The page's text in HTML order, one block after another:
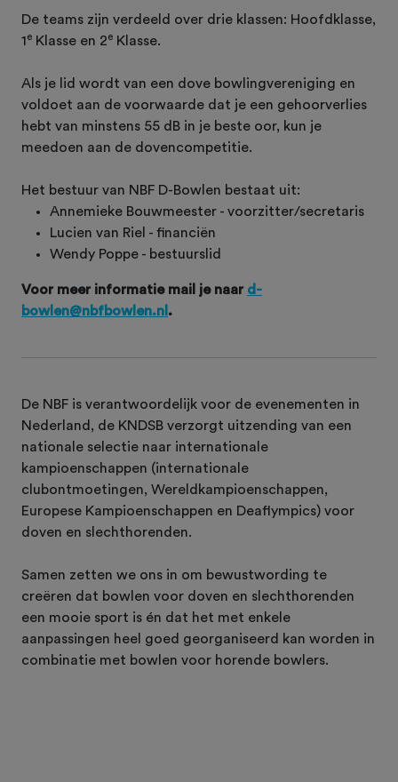
De teams zijn verdeeld over drie klassen: Hoofdklasse,
1e Klasse en 2e Klasse.
Als je lid wordt van een dove bowlingvereniging en
voldoet aan de voorwaarde dat je een gehoorverlies
hebt van minstens 55 dB in je beste oor, kun je
meedoen aan de dovencompetitie.
Het bestuur van NBF D-Bowlen bestaat uit:
Annemieke Bouwmeester - voorzitter/secretaris
Lucien van Riel - financiën
Wendy Poppe - bestuurslid
Voor meer informatie mail je naar d-
bowlen@nbfbowlen.nl .
De NBF is verantwoordelijk voor de evenementen in
Nederland, de KNDSB verzorgt uitzending van een
nationale selectie naar internationale
kampioenschappen (internationale
clubontmoetingen, Wereldkampioenschappen,
Europese Kampioenschappen en Deaflympics) voor
doven en slechthorenden.
Samen zetten we ons in om bewustwording te
creëren dat bowlen voor doven en slechthorenden
een mooie sport is én dat het met enkele
aanpassingen heel goed georganiseerd kan worden in
combinatie met bowlen voor horende bowlers.